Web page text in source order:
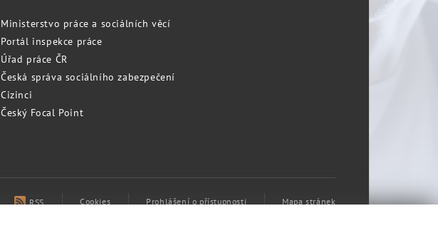
Ministerstvo práce a sociálních věcí
Portál inspekce práce
Úřad práce ČR
Česká správa sociálního zabezpečení
Cizinci
Český Focal Point
RSS Cookies Prohlášení o přístupnosti Mapa stránek